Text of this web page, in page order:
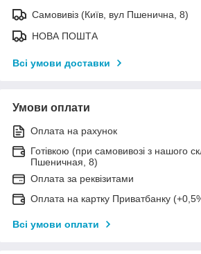
Самовивіз (Київ, вул Пшенична, 8)
НОВА ПОШТА
Всі умови доставки
Умови оплати
Оплата на рахунок
Готівкою (при самовивозі з нашого
Пшеничная, 8)
Оплата за реквізитами
Оплата на картку Приватбанку
Всі умови оплати